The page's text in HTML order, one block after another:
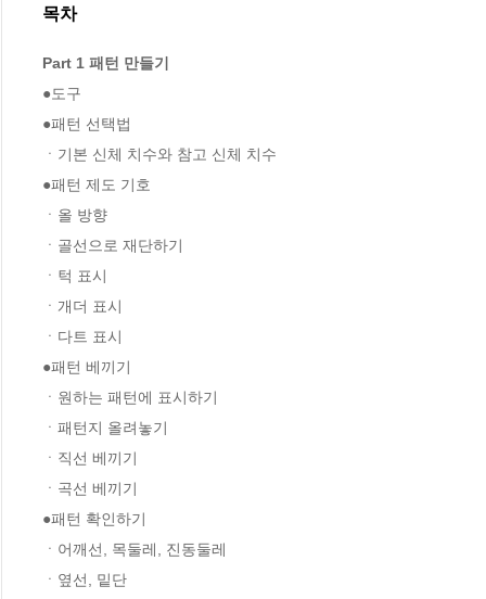
목차
Part 1 패턴 만들기
●도구
●패턴 선택법
ㆍ기본 신체 치수와 참고 신체 치수
●패턴 제도 기호
ㆍ올 방향
ㆍ골선으로 재단하기
ㆍ턱 표시
ㆍ개더 표시
ㆍ다트 표시
●패턴 베끼기
ㆍ원하는 패턴에 표시하기
ㆍ패턴지 올려놓기
ㆍ직선 베끼기
ㆍ곡선 베끼기
●패턴 확인하기
ㆍ어깨선, 목둘레, 진동둘레
ㆍ옆선, 밑단